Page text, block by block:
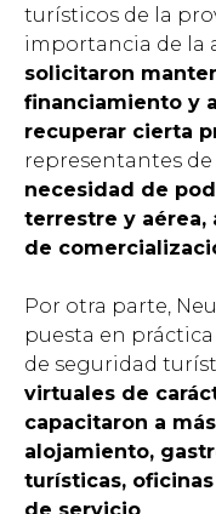
turísticos de la
importancia de la
solicitaron
financiamiento y
recuperar cierta
representantes
necesidad de
terrestre y aérea,
de
Por otra parte,
puesta en
de seguridad
virtuales de
capacitaron a
alojamiento,
turísticas,